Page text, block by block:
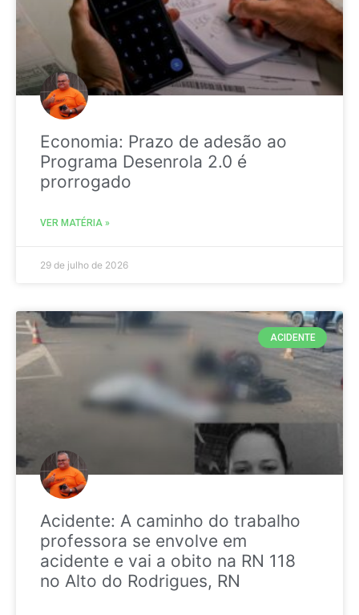
Economia: Prazo de adesão ao
Programa Desenrola 2.0 é
prorrogado
VER MATÉRIA »
29 de julho de 2026
ACIDENTE
Acidente: A caminho do trabalho
professora se envolve em
acidente e vai a obito na RN 118
no Alto do Rodrigues, RN